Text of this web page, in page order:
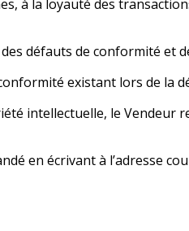
à la loyauté des
défauts de conformité et
existant lors de la
intellectuelle, le Vendeur
en écrivant à l’adresse